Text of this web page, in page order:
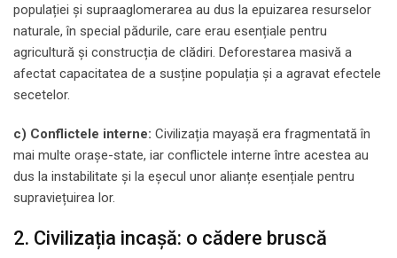
populației și supraaglomerarea au dus la epuizarea resurselor
naturale, în special pădurile, care erau esențiale pentru
agricultură și construcția de clădiri. Deforestarea masivă a
afectat capacitatea de a susține populația și a agravat efectele
secetelor.
c) Conflictele interne: Civilizația mayașă era fragmentată în
mai multe orașe-state, iar conflictele interne între acestea au
dus la instabilitate și la eșecul unor alianțe esențiale pentru
supraviețuirea lor.
2. Civilizația incașă: o cădere bruscă